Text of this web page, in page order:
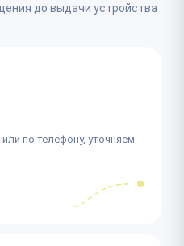
до выдачи устройства
по телефону, уточняем